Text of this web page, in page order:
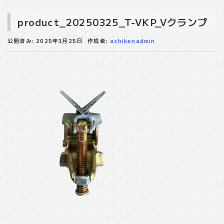
product_20250325_T-VKP_Vクランプ
公開済み: 2025年3月25日 作成者:ashikenadmin